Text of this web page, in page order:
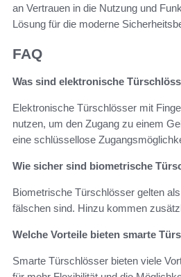
an Vertrauen in die Nutzung und
Lösung für die moderne
FAQ
Was sind elektronische
Elektronische Türschlösser mit
nutzen, um den Zugang zu einem
eine schlüssellose
Wie sicher sind biometrische
Biometrische Türschlösser gelten
fälschen sind. Hinzu kommen
Welche Vorteile bieten smarte
Smarte Türschlösser bieten viele